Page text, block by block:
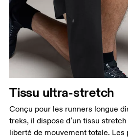
Tissu ultra-stretch
Conçu pour les runners longue
treks, il dispose d’un tissu
liberté de mouvement totale. Les